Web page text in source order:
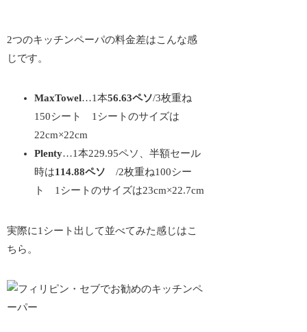
2つのキッチンペーパの料金差はこんな感
じです。
MaxTowel…1本56.63ペソ/3枚重ね
150シート 1シートのサイズは
22cm×22cm
Plenty…1本229.95ペソ、半額セール
時は114.88ペソ /2枚重ね100シー
ト 1シートのサイズは23cm×22.7cm
実際に1シート出して並べてみた感じはこ
ちら。